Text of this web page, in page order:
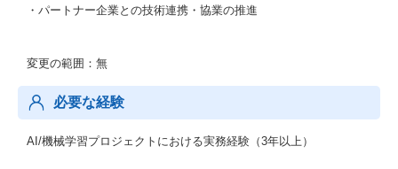
・パートナー企業との技術連携・協業の推進
変更の範囲：無
必要な経験
AI/機械学習プロジェクトにおける実務経験（3年以上）